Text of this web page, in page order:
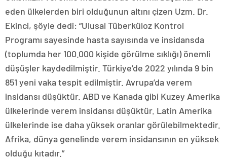
eden ülkelerden biri olduğunun altını çizen Uzm. Dr.
Ekinci, şöyle dedi: “Ulusal Tüberküloz Kontrol
Programı sayesinde hasta sayısında ve insidansda
(toplumda her 100.000 kişide görülme sıklığı) önemli
düşüşler kaydedilmiştir. Türkiye’de 2022 yılında 9 bin
851 yeni vaka tespit edilmiştir. Avrupa’da verem
insidansı düşüktür. ABD ve Kanada gibi Kuzey Amerika
ülkelerinde verem insidansı düşüktür. Latin Amerika
ülkelerinde ise daha yüksek oranlar görülebilmektedir.
Afrika, dünya genelinde verem insidansının en yüksek
olduğu kıtadır.”